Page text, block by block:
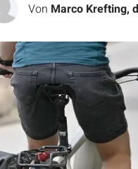
Von Marco Krefting,